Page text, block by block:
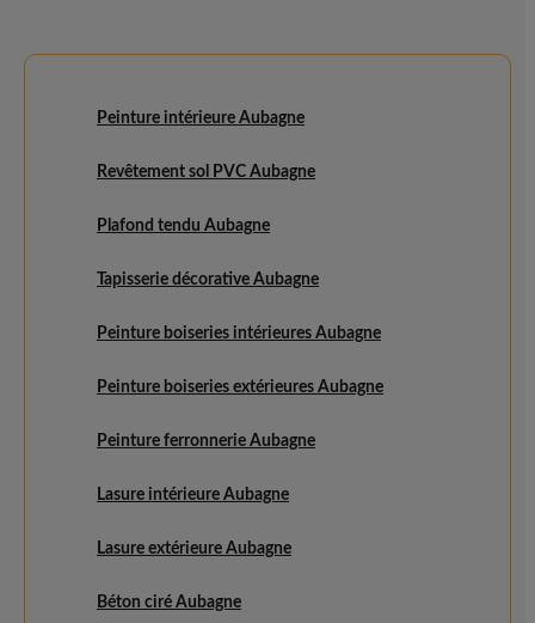
Peinture intérieure Aubagne
Revêtement sol PVC Aubagne
Plafond tendu Aubagne
Tapisserie décorative Aubagne
Peinture boiseries intérieures Aubagne
Peinture boiseries extérieures Aubagne
Peinture ferronnerie Aubagne
Lasure intérieure Aubagne
Lasure extérieure Aubagne
Béton ciré Aubagne